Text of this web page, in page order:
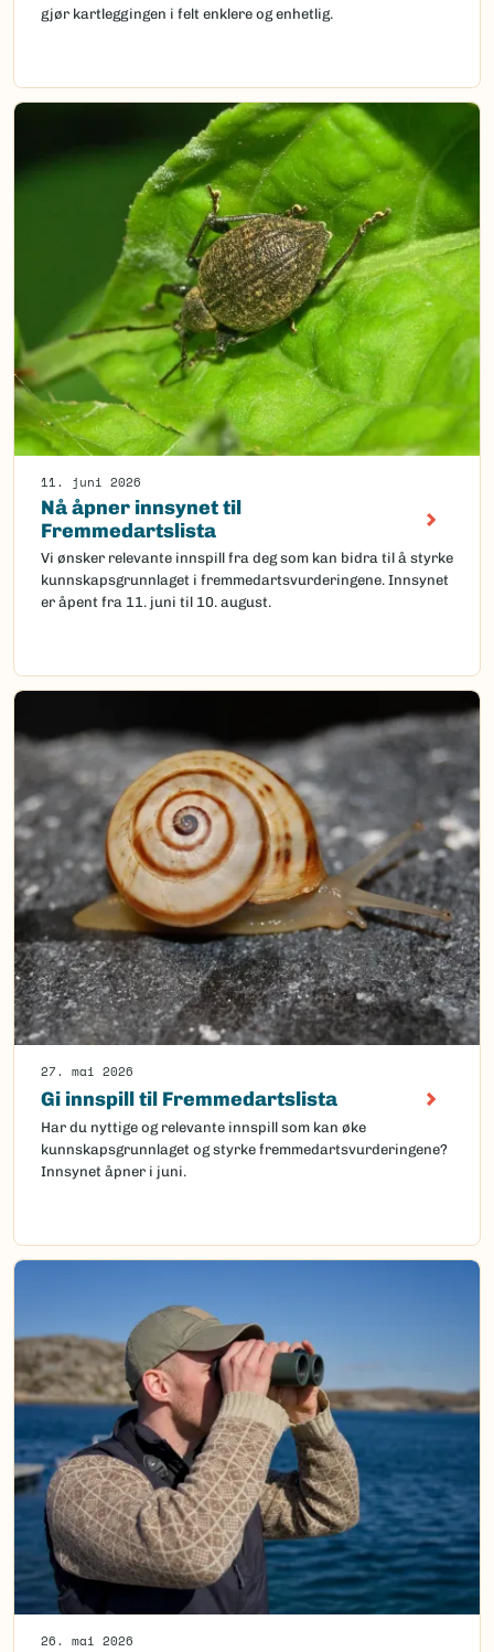
gjør kartleggingen i felt enklere og enhetlig.
11. juni 2026
Nå åpner innsynet til
Fremmedartslista
Vi ønsker relevante innspill fra deg som kan bidra til å styrke
kunnskapsgrunnlaget i fremmedartsvurderingene. Innsynet
er åpent fra 11. juni til 10. august.
27. mai 2026
Gi innspill til Fremmedartslista
Har du nyttige og relevante innspill som kan øke
kunnskapsgrunnlaget og styrke fremmedartsvurderingene?
Innsynet åpner i juni.
26. mai 2026